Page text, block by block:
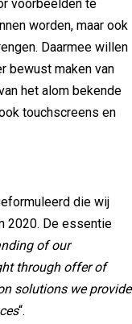
voorbeelden te
worden, maar ook
Daarmee willen
bewust maken van
het alom bekende
touchscreens en
die wij
2020. De essentie
of our
through offer of
solutions we provide
“.